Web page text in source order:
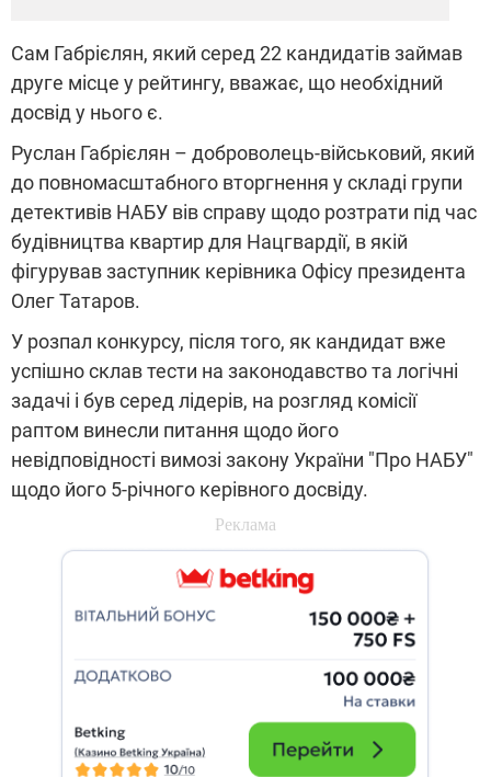
Сам Габрієлян, який серед 22 кандидатів займав
друге місце у рейтингу, вважає, що необхідний
досвід у нього є.
Руслан Габрієлян – доброволець-військовий, який
до повномасштабного вторгнення у складі групи
детективів НАБУ вів справу щодо розтрати під час
будівництва квартир для Нацгвардії, в якій
фігурував заступник керівника Офісу президента
Олег Татаров.
У розпал конкурсу, після того, як кандидат вже
успішно склав тести на законодавство та логічні
задачі і був серед лідерів, на розгляд комісії
раптом винесли питання щодо його
невідповідності вимозі закону України "Про НАБУ"
щодо його 5-річного керівного досвіду.